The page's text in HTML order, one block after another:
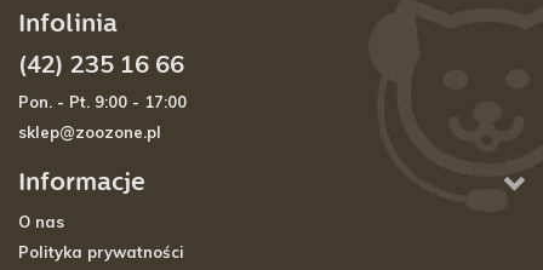
Informacje
O nas
Polityka prywatności
Infolinia
(42) 235 16 66
Pon. - Pt. 9:00 - 17:00
sklep@zoozone.pl